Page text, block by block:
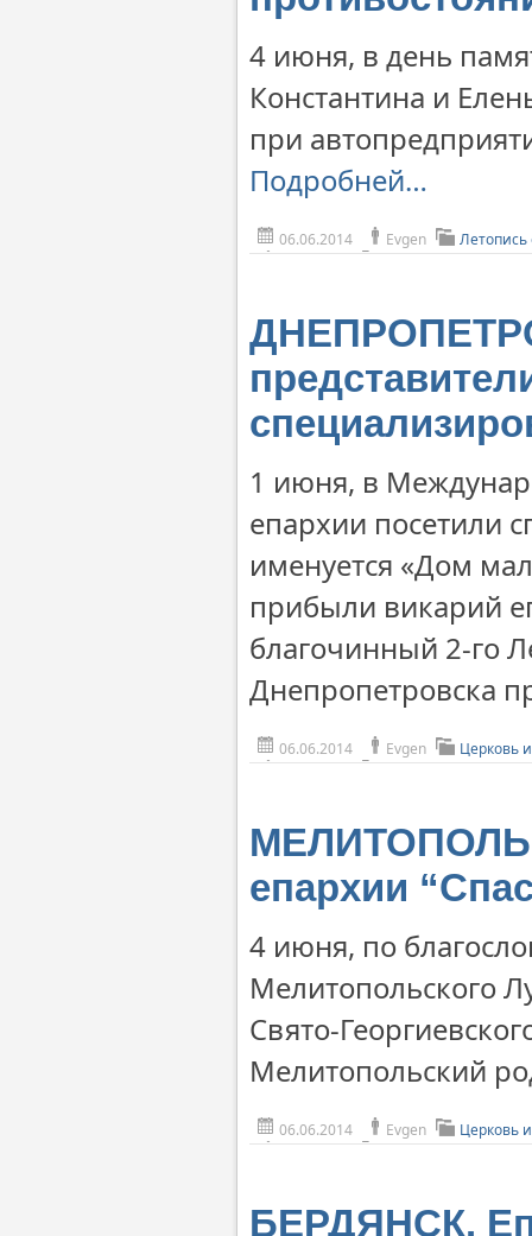
4 июня, в день
Константина и
при
Подробней…
06.06.2014 Evgen Летопись
1 июня, в
епархии посетили
именуется «Дом
прибыли викарий
благочинный 2-го
Днепропетровска
06.06.2014 Evgen Церковь
МЕЛИТОПОЛЬ.
епархии
4 июня, по
Мелитопольского
Свято-
Мелитопольский
06.06.2014 Evgen Церковь
БЕРДЯНСК.